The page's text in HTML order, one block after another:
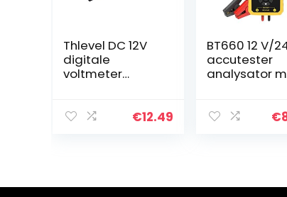
Thlevel DC 12V
digitale
voltmeter
motorfiets
€12.49
BT660 12 V/
accutester
analysator
€